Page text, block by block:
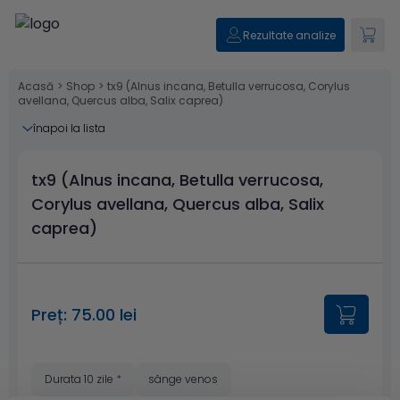
Rezultate analize
Acasă > Shop > tx9 (Alnus incana, Betulla verrucosa, Corylus
avellana, Quercus alba, Salix caprea)
înapoi la lista
tx9 (Alnus incana, Betulla verrucosa,
Corylus avellana, Quercus alba, Salix
caprea)
Preț: 75.00 lei
Durata 10 zile * sânge venos